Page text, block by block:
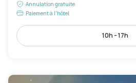
Annulation gratuite
Paiement à l'hôtel
10h - 17h